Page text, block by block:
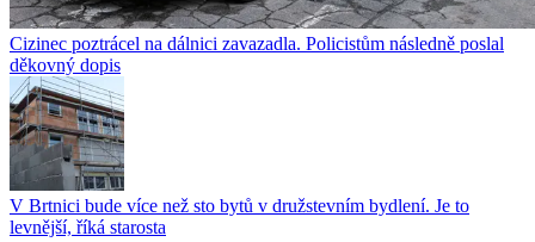
Cizinec poztrácel na dálnici zavazadla. Policistům následně poslal
děkovný dopis
V Brtnici bude více než sto bytů v družstevním bydlení. Je to
levnější, říká starosta